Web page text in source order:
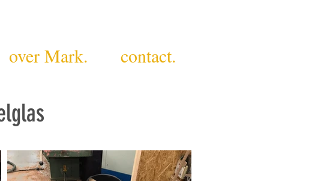
over Mark. contact.